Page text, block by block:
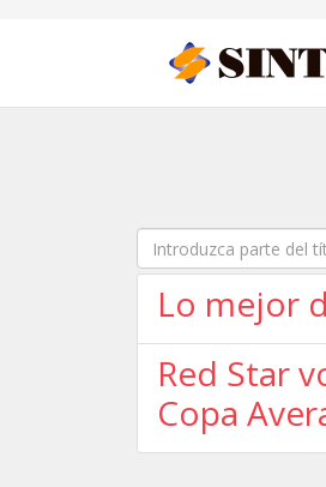
Introduzca parte del
Lo mejor
Red Star
Copa